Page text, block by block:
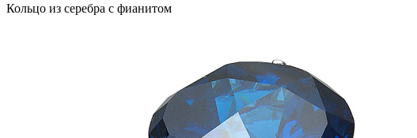
Кольцо из серебра с фианитом